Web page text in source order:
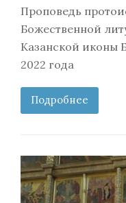
Проповедь
Божественной
Казанской иконы
2022 года
Подробнее